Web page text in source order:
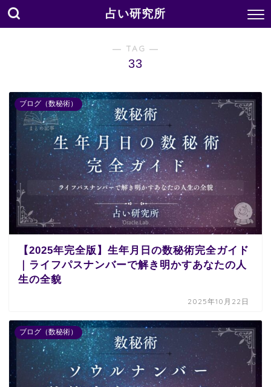
占い研究所
― TAG ―
33
ブログ（数秘術）
【2025年完全版】生年月日の数秘術完全ガイド
｜ライフパスナンバーで解き明かすあなたの人
生の全貌
2025年10月22日
ブログ（数秘術）